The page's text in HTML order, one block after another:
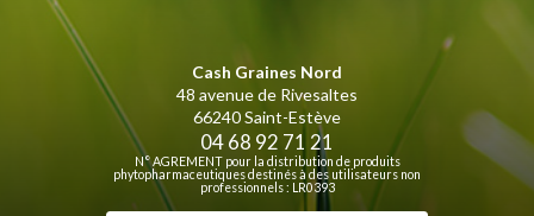
Cash Graines Nord
48 avenue de Rivesaltes
66240 Saint-Estève
04 68 92 71 21
N° AGREMENT pour la distribution de produits
phytopharmaceutiques destinés à des utilisateurs non
professionnels : LR0393